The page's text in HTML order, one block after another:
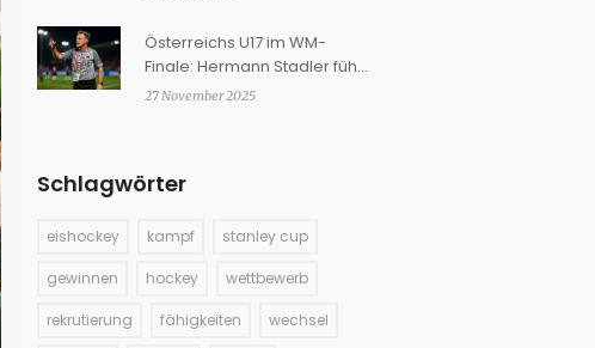
Österreichs U17 im WM-
Finale: Hermann Stadler führt
Team zu historischem
27 November 2025
Schlagwörter
eishockey kampf stanley cup
gewinnen hockey wettbewerb
rekrutierung fähigkeiten wechsel